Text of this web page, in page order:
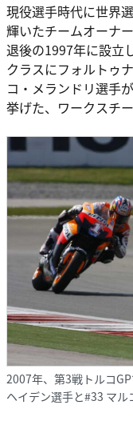
現役選手時代に世界
輝いたチームオーナ
退後の1997年に設立
クラスにフォルトゥ
コ・メランドリ選手
挙げた、ワークスチ
2007年、第3戦トルコ
ヘイデン選手と#33 マル